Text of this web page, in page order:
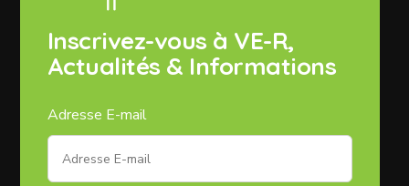
Inscrivez-vous à VE-R,
Actualités & Informations
Adresse E-mail